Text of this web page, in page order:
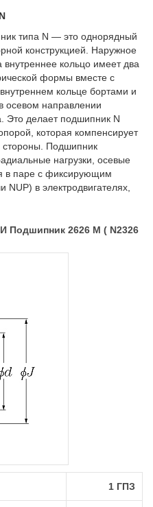
типа N — это однорядный
конструкцией. Наружное
кольцо имеет два
формы вместе с
кольце бортами и
осевом направлении
Это делает подшипник N
которая компенсирует
стороны. Подшипник
нагрузки, осевые
в паре с фиксирующим
в электродвигателях,
2626 М ( N2326
1 ГПЗ